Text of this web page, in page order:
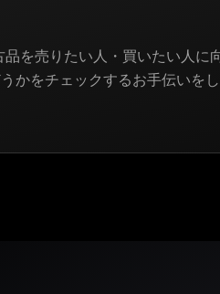
を売りたい人・買いたい人に
かをチェックするお手伝いをし